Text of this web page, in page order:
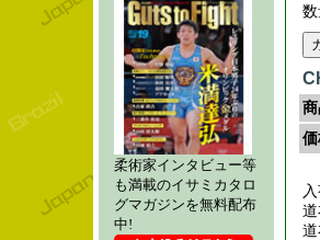
柔術家インタビュー等
も満載のイサミカタロ
グマガジンを無料配布
中!